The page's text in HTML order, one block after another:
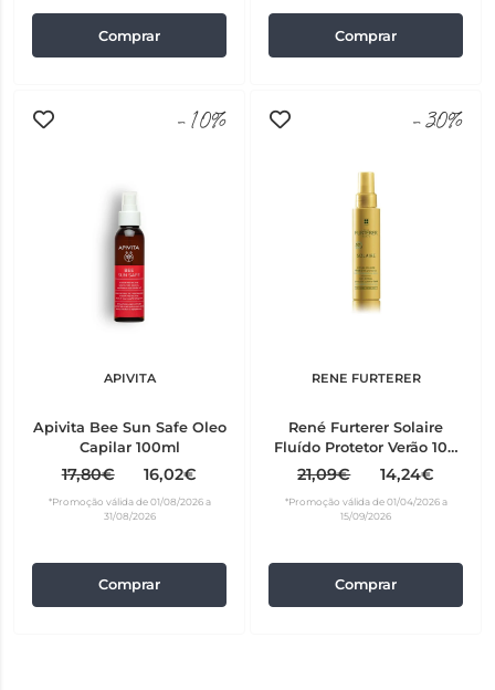
Comprar Comprar
-10%
APIVITA
Apivita Bee Sun Safe Oleo
Capilar 100ml
17,80€ 16,02€
*Promoção válida de 01/08/2026 a
31/08/2026
Comprar
-30%
RENE FURTERER
René Furterer Solaire
Fluído Protetor Verão 100
21,09€ 14,24€
*Promoção válida de 01/04/2026 a
15/09/2026
Comprar